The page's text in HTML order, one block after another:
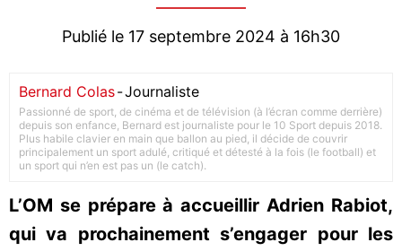
Publié le 17 septembre 2024 à 16h30
Bernard Colas-Journaliste
Passionné de sport, de cinéma et de télévision (à l’écran comme derrière)
depuis son enfance, Bernard est journaliste pour le 10 Sport depuis 2018.
Plus habile clavier en main que ballon au pied, il décide de couvrir
principalement un sport adulé, critiqué et détesté à la fois (le football) et
un sport qui n’en est pas un (le catch).
L’OM se prépare à accueillir Adrien Rabiot,
qui va prochainement s’engager pour les